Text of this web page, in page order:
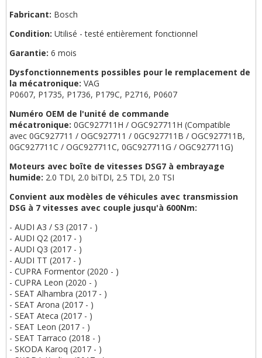
Fabricant: Bosch
Condition: Utilisé - testé entièrement fonctionnel
Garantie: 6 mois
Dysfonctionnements possibles pour le remplacement de
la mécatronique: VAG
P0607, P1735, P1736, P179C, P2716, P0607
Numéro OEM de l'unité de commande
mécatronique: 0GC927711H / OGC927711H (Compatible
avec 0GC927711 / OGC927711 / 0GC927711B / OGC927711B,
0GC927711C / OGC927711C, 0GC927711G / OGC927711G)
Moteurs avec boîte de vitesses DSG7 à embrayage
humide: 2.0 TDI, 2.0 biTDI, 2.5 TDI, 2.0 TSI
Convient aux modèles de véhicules avec transmission
DSG à 7 vitesses avec couple jusqu'à 600Nm:
- AUDI A3 / S3 (2017 - )
- AUDI Q2 (2017 - )
- AUDI Q3 (2017 - )
- AUDI TT (2017 - )
- CUPRA Formentor (2020 - )
- CUPRA Leon (2020 - )
- SEAT Alhambra (2017 - )
- SEAT Arona (2017 - )
- SEAT Ateca (2017 - )
- SEAT Leon (2017 - )
- SEAT Tarraco (2018 - )
- SKODA Karoq (2017 - )